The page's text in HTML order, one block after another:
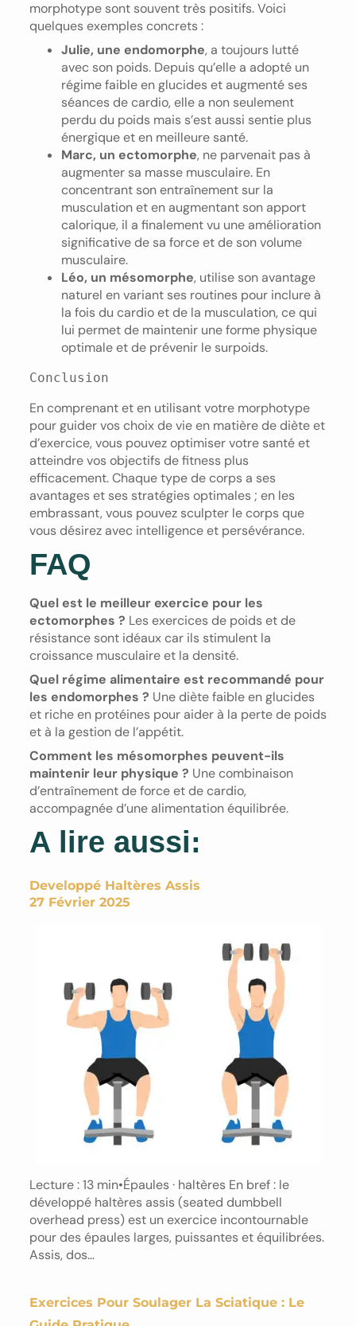
morphotype sont souvent très positifs. Voici
quelques exemples concrets :
Julie, une endomorphe, a toujours lutté
avec son poids. Depuis qu’elle a adopté un
régime faible en glucides et augmenté ses
séances de cardio, elle a non seulement
perdu du poids mais s’est aussi sentie plus
énergique et en meilleure santé.
Marc, un ectomorphe, ne parvenait pas à
augmenter sa masse musculaire. En
concentrant son entraînement sur la
musculation et en augmentant son apport
calorique, il a finalement vu une amélioration
significative de sa force et de son volume
musculaire.
Léo, un mésomorphe, utilise son avantage
naturel en variant ses routines pour inclure à
la fois du cardio et de la musculation, ce qui
lui permet de maintenir une forme physique
optimale et de prévenir le surpoids.
Conclusion
En comprenant et en utilisant votre morphotype
pour guider vos choix de vie en matière de diète et
d’exercice, vous pouvez optimiser votre santé et
atteindre vos objectifs de fitness plus
efficacement. Chaque type de corps a ses
avantages et ses stratégies optimales ; en les
embrassant, vous pouvez sculpter le corps que
vous désirez avec intelligence et persévérance.
FAQ
Quel est le meilleur exercice pour les
ectomorphes ? Les exercices de poids et de
résistance sont idéaux car ils stimulent la
croissance musculaire et la densité.
Quel régime alimentaire est recommandé pour
les endomorphes ? Une diète faible en glucides
et riche en protéines pour aider à la perte de poids
et à la gestion de l’appétit.
Comment les mésomorphes peuvent-ils
maintenir leur physique ? Une combinaison
d’entraînement de force et de cardio,
accompagnée d’une alimentation équilibrée.
A lire aussi:
Developpé Haltères Assis
27 Février 2025
Lecture : 13 min•Épaules · haltères En bref : le
développé haltères assis (seated dumbbell
overhead press) est un exercice incontournable
pour des épaules larges, puissantes et équilibrées.
Assis, dos…
Exercices Pour Soulager La Sciatique : Le